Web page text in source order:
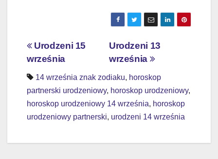
Nawigacja
wpisu
Urodzeni 13
września
Urodzeni 15
września
14 września znak zodiaku, horoskop
partnerski urodzeniowy, horoskop urodzeniowy,
horoskop urodzeniowy 14 września, horoskop
urodzeniowy partnerski, urodzeni 14 września